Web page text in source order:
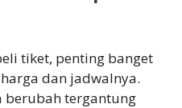
tiket, penting banget
dan jadwalnya.
berubah tergantung